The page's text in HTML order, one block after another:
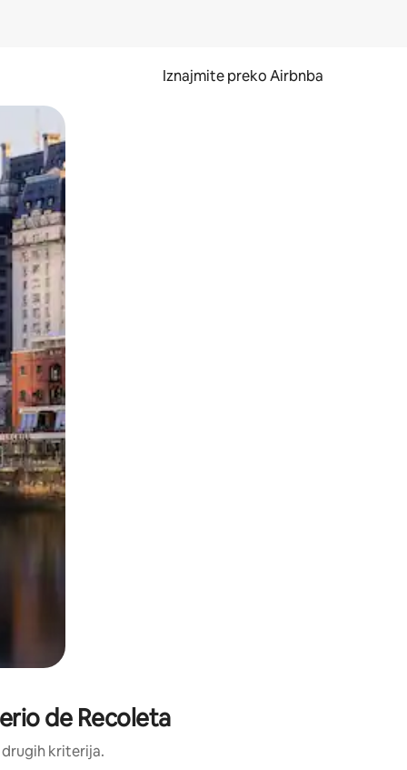
Iznajmite preko Airbnba
prstom po zaslonu.
de Recoleta
drugih kriterija.